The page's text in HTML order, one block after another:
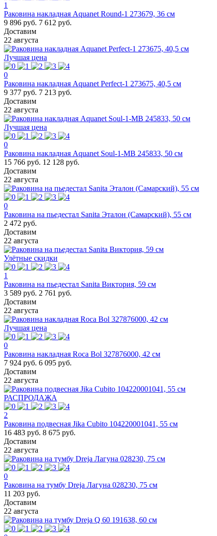
1
Раковина накладная Aquanet Round-1 273679, 36 см
9 896 руб. 7 612 руб.
Доставим
22 августа
Лучшая цена
0
Раковина накладная Aquanet Perfect-1 273675, 40,5 см
9 377 руб. 7 213 руб.
Доставим
22 августа
Лучшая цена
0
Раковина накладная Aquanet Soul-1-MB 245833, 50 см
15 766 руб. 12 128 руб.
Доставим
22 августа
0
Раковина на пьедестал Sanita Эталон (Самарский), 55 см
2 472 руб.
Доставим
22 августа
Улётные скидки
1
Раковина на пьедестал Sanita Виктория, 59 см
3 589 руб. 2 761 руб.
Доставим
22 августа
Лучшая цена
0
Раковина накладная Roca Bol 327876000, 42 см
7 924 руб. 6 095 руб.
Доставим
22 августа
РАСПРОДАЖА
2
Раковина подвесная Jika Cubito 104220001041, 55 см
16 483 руб. 8 675 руб.
Доставим
22 августа
0
Раковина на тумбу Dreja Лагуна 028230, 75 см
11 203 руб.
Доставим
22 августа